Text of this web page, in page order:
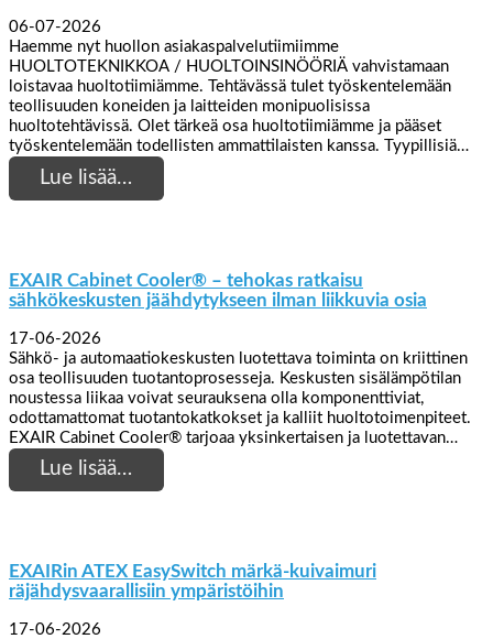
06-07-2026
Haemme nyt huollon asiakaspalvelutiimiimme
HUOLTOTEKNIKKOA / HUOLTOINSINÖÖRIÄ vahvistamaan
loistavaa huoltotiimiämme. Tehtävässä tulet työskentelemään
teollisuuden koneiden ja laitteiden monipuolisissa
huoltotehtävissä. Olet tärkeä osa huoltotiimiämme ja pääset
työskentelemään todellisten ammattilaisten kanssa. Tyypillisiä…
Lue lisää…
EXAIR Cabinet Cooler® – tehokas ratkaisu
sähkökeskusten jäähdytykseen ilman liikkuvia osia
17-06-2026
Sähkö- ja automaatiokeskusten luotettava toiminta on kriittinen
osa teollisuuden tuotantoprosesseja. Keskusten sisälämpötilan
noustessa liikaa voivat seurauksena olla komponenttiviat,
odottamattomat tuotantokatkokset ja kalliit huoltotoimenpiteet.
EXAIR Cabinet Cooler® tarjoaa yksinkertaisen ja luotettavan…
Lue lisää…
EXAIRin ATEX EasySwitch märkä-kuivaimuri
räjähdysvaarallisiin ympäristöihin
17-06-2026